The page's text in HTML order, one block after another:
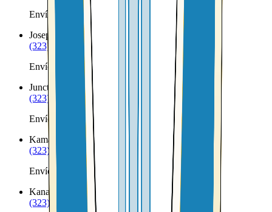
Envíos a Nicaragua desde Jensen
Joseph
(323) 953-8100
Envíos a Nicaragua desde Joseph
Junction
(323) 953-8100
Envíos a Nicaragua desde Junction
Kamas
(323) 953-8100
Envíos a Nicaragua desde Kamas
Kanab
(323) 953-8100